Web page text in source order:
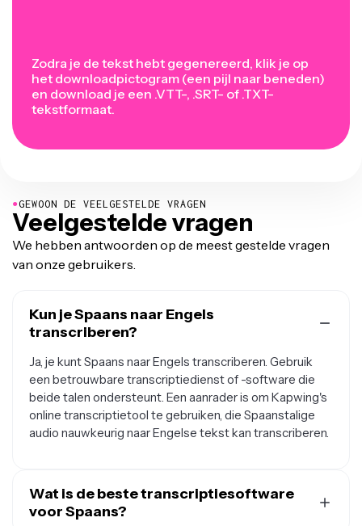
Zodra je de tekst hebt gegenereerd, klik je op
het downloadpictogram (een pijl naar beneden)
en download je een .VTT-, .SRT- of .TXT-
tekstformaat.
●GEWOON DE VEELGESTELDE VRAGEN
Veelgestelde vragen
We hebben antwoorden op de meest gestelde vragen
van onze gebruikers.
Kun je Spaans naar Engels
transcriberen?
Ja, je kunt Spaans naar Engels transcriberen. Gebruik
een betrouwbare transcriptiedienst of -software die
beide talen ondersteunt. Een aanrader is om Kapwing's
online transcriptietool te gebruiken, die Spaanstalige
audio nauwkeurig naar Engelse tekst kan transcriberen.
Wat is de beste transcriptiesoftware
voor Spaans?